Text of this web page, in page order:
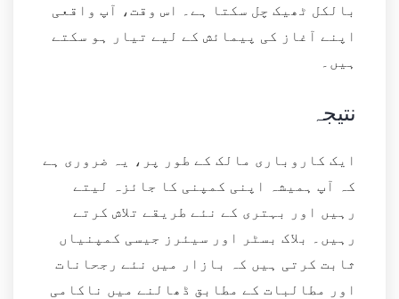
بالکل ٹھیک چل سکتا ہے۔ اس وقت، آپ واقعی
اپنے آغاز کی پیمائش کے لیے تیار ہو سکتے
ہیں۔
نتیجہ
ایک کاروباری مالک کے طور پر، یہ ضروری ہے
کہ آپ ہمیشہ اپنی کمپنی کا جائزہ لیتے
رہیں اور بہتری کے نئے طریقے تلاش کرتے
رہیں۔ بلاک بسٹر اور سیئرز جیسی کمپنیاں
ثابت کرتی ہیں کہ بازار میں نئے رجحانات
اور مطالبات کے مطابق ڈھالنے میں ناکامی